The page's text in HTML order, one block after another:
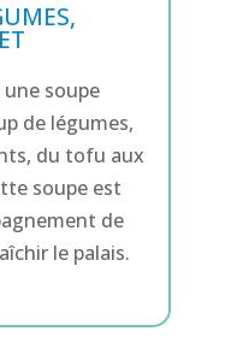
soupe
de légumes,
du tofu aux
soupe est
de
le palais.